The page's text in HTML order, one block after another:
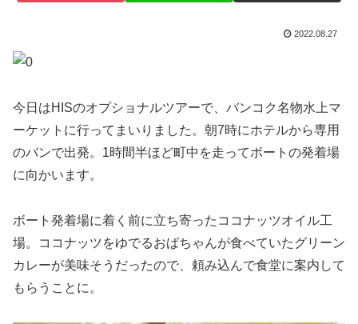
2022.08.27
今日はHISのオプショナルツアーで、バンコク名物水上マ
ーケットに行ってまいりました。朝7時にホテルから専用
のバンで出発。1時間半ほど町中を走ってボートの発着場
に向かいます。
ボート発着場に着く前に立ち寄ったココナッツオイル工
場。ココナッツをゆでるおばちゃんが食べていたグリーン
カレーが美味そうだったので、頼み込んで食堂に案内して
もらうことに。